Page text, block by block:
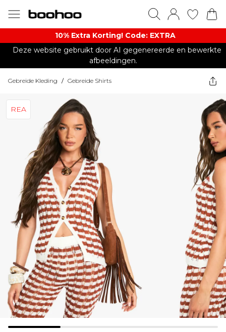
10% Extra Korting! Code: EXTRA​
Deze website gebruikt door AI gegenereerde en bewerkte
afbeeldingen.
Gebreide Kleding / Gebreide Shirts
REA